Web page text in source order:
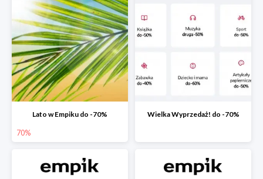
Lato w Empiku do -70%
70%
Wielka Wyprzedaż! do -70%